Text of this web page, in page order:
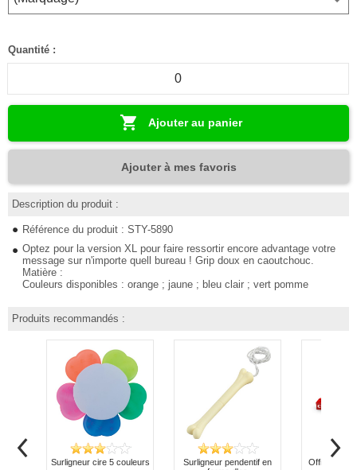
Quantité :
Ajouter au panier
Ajouter à mes favoris
Description du produit :
Référence du produit : STY-5890
Optez pour la version XL pour faire ressortir encore advantage votre
message sur n'importe quell bureau ! Grip doux en caoutchouc.
Matière :
Couleurs disponibles : orange ; jaune ; bleu clair ; vert pomme
Produits recommandés :
Surligneur cire 5 couleurs
Surligneur pendentif en
Office block